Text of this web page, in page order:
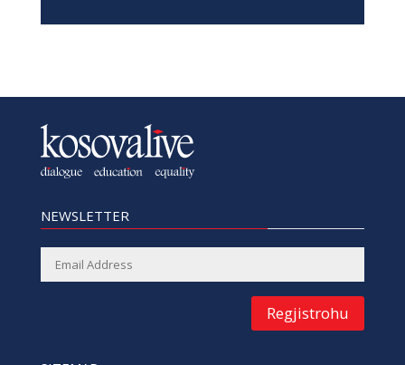
NEWSLETTER
Regjistrohu